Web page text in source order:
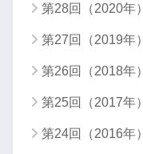
第28回（2020年）
第27回（2019年）
第26回（2018年）
第25回（2017年）
第24回（2016年）